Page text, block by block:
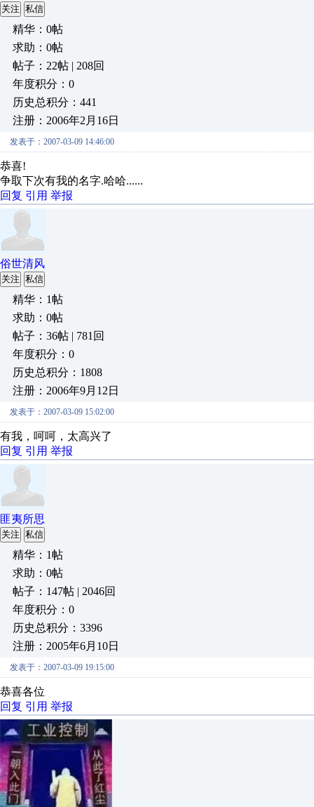
关注 私信
精华：0帖
求助：0帖
帖子：22帖 | 208回
年度积分：0
历史总积分：441
注册：2006年2月16日
发表于：2007-03-09 14:46:00
恭喜!
争取下次有我的名字.哈哈......
回复 引用 举报
俗世清风
关注 私信
精华：1帖
求助：0帖
帖子：36帖 | 781回
年度积分：0
历史总积分：1808
注册：2006年9月12日
发表于：2007-03-09 15:02:00
有我，呵呵，太高兴了
回复 引用 举报
匪夷所思
关注 私信
精华：1帖
求助：0帖
帖子：147帖 | 2046回
年度积分：0
历史总积分：3396
注册：2005年6月10日
发表于：2007-03-09 19:15:00
恭喜各位
回复 引用 举报